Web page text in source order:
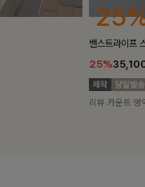
12%
쥬린레이스 카
12%
리뷰 카운트 영